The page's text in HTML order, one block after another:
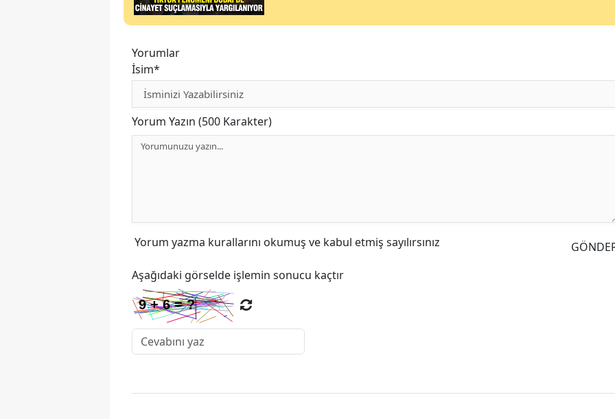
Yorumlar
İsim*
Yorum Yazın (500 Karakter)
Yorum yazma kurallarını okumuş ve kabul etmiş sayılırsınız
Aşağıdaki görselde işlemin sonucu kaçtır